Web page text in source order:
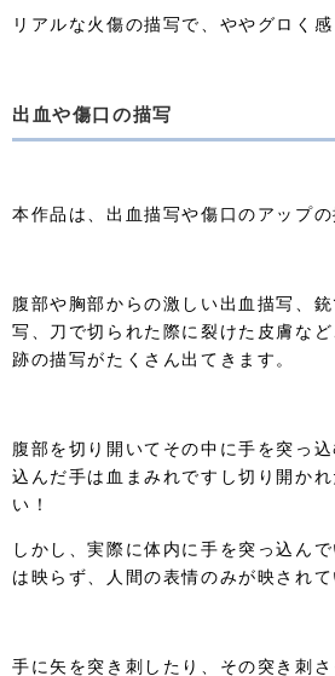
リアルな火傷の描写で、ややグロく
出血や傷口の描写
本作品は、出血描写や傷口のアップの
腹部や胸部からの激しい出血描写、
写、刀で切られた際に裂けた皮膚な
跡の描写がたくさん出てきます。
腹部を切り開いてその中に手を突っ
込んだ手は血まみれですし切り開か
い！
しかし、実際に体内に手を突っ込ん
は映らず、人間の表情のみが映されて
手に矢を突き刺したり、その突き刺